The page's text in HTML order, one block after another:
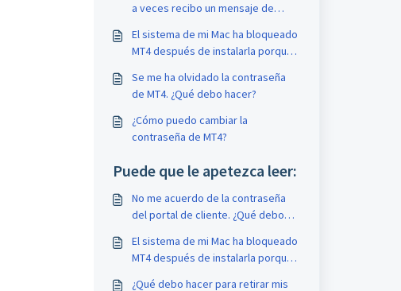
a veces recibo un mensaje de
trading está ocupado". ¿Hay
manera de arreglarlo?
El sistema de mi Mac ha bloqueado
MT4 después de instalarla porque
desconocido", o algo parecido.
¿Qué debo hacer?
Se me ha olvidado la contraseña
de MT4. ¿Qué debo hacer?
¿Cómo puedo cambiar la
contraseña de MT4?
Puede que le apetezca leer:
No me acuerdo de la contraseña
del portal de cliente. ¿Qué debo
El sistema de mi Mac ha bloqueado
MT4 después de instalarla porque
¿Qué debo hacer para retirar mis